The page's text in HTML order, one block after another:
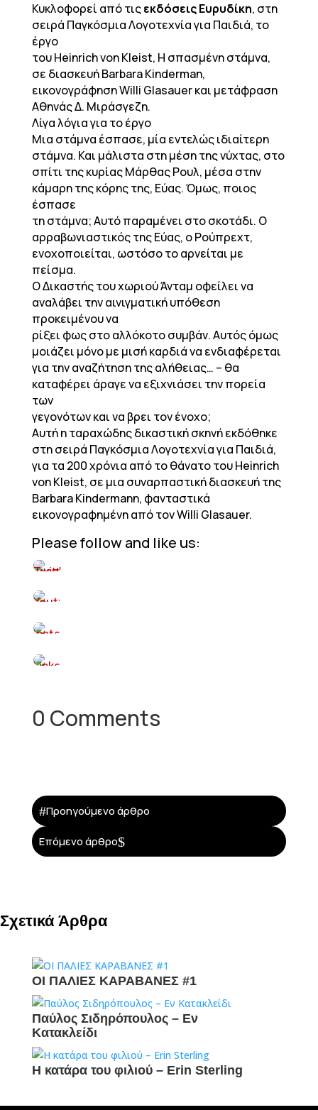
Κυκλοφορεί από τιςεκδόσεις Ευρυδίκη, στη
σειρά Παγκόσμια Λογοτεχνία για Παιδιά, το
έργο
του Heinrich von Kleist, Η σπασμένη στάμνα,
σε διασκευή Barbara Kinderman,
εικονογράφηση Willi Glasauer και μετάφραση
Αθηνάς Δ. Μιράσγεζη.
Λίγα λόγια για το έργο
Μια στάμνα έσπασε, μία εντελώς ιδιαίτερη
στάμνα. Και μάλιστα στη μέση της νύχτας, στο
σπίτι της κυρίας Μάρθας Ρουλ, μέσα στην
κάμαρη της κόρης της, Εύας. Όμως, ποιος
έσπασε
τη στάμνα; Αυτό παραμένει στο σκοτάδι. Ο
αρραβωνιαστικός της Εύας, ο Ρούπρεχτ,
ενοχοποιείται, ωστόσο το αρνείται με
πείσμα.
Ο Δικαστής του χωριού Άνταμ οφείλει να
αναλάβει την αινιγματική υπόθεση
προκειμένου να
ρίξει φως στο αλλόκοτο συμβάν. Αυτός όμως
μοιάζει μόνο με μισή καρδιά να ενδιαφέρεται
για την αναζήτηση της αλήθειας… – θα
καταφέρει άραγε να εξιχνιάσει την πορεία
των
γεγονότων και να βρει τον ένοχο;
Αυτή η ταραχώδης δικαστική σκηνή εκδόθηκε
στη σειρά Παγκόσμια Λογοτεχνία για Παιδιά,
για τα 200 χρόνια από το θάνατο του Heinrich
von Kleist, σε μια συναρπαστική διασκευή της
Barbara Kindermann, φανταστικά
εικονογραφημένη από τον Willi Glasauer.
Please follow and like us:
0 Comments
#Προηγούμενο άρθρο
Επόμενο άρθρο$
Σχετικά Άρθρα
ΟΙ ΠΑΛΙΕΣ ΚΑΡΑΒΑΝΕΣ #1
Παύλος Σιδηρόπουλος – Εν
Κατακλείδι
Η κατάρα του φιλιού – Erin Sterling